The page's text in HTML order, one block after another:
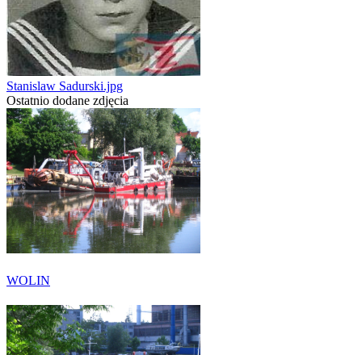
Stanislaw Sadurski.jpg
Ostatnio dodane zdjęcia
WOLIN